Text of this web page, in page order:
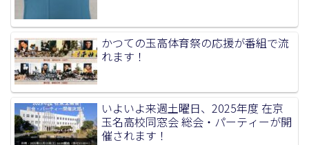
かつての玉高体育祭の応援が番組で流
れます！
いよいよ来週土曜日、2025年度 在京
玉名高校同窓会 総会・パーティーが開
催されます！